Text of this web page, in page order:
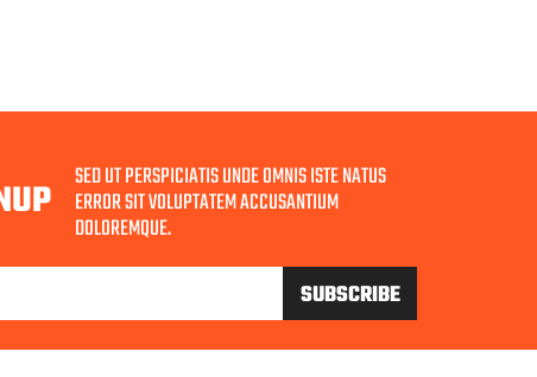
SED UT PERSPICIATIS UNDE OMNIS ISTE NATUS
ERROR SIT VOLUPTATEM ACCUSANTIUM
DOLOREMQUE.